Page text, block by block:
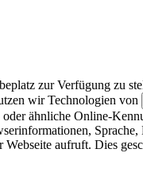
zur Verfügung zu
wir Technologien von
ähnliche Online-
aufruft. Dies